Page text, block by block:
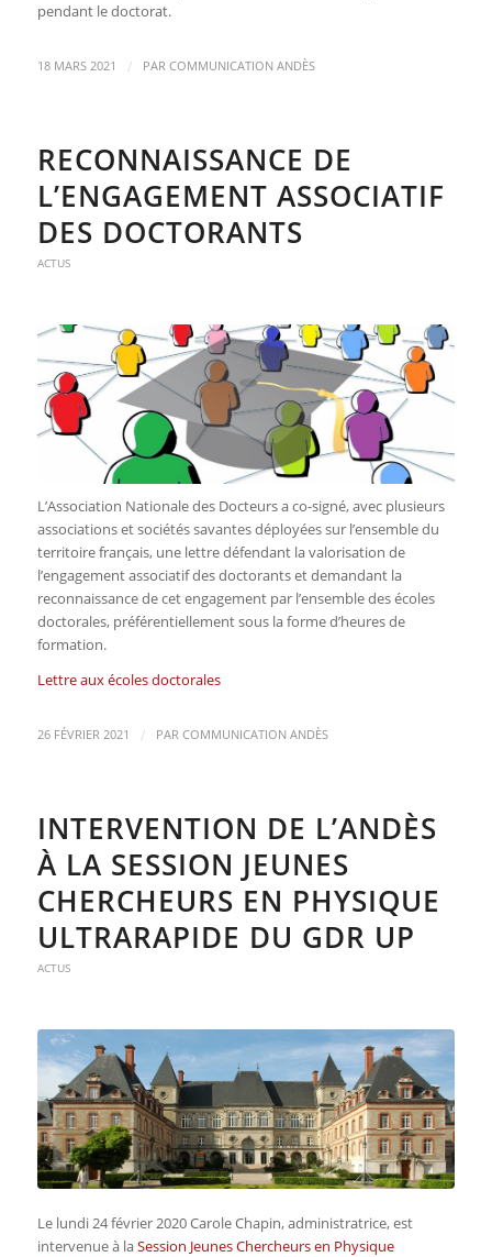
pendant le doctorat.
18 MARS 2021 / PAR COMMUNICATION ANDÈS
RECONNAISSANCE DE
L’ENGAGEMENT ASSOCIATIF
DES DOCTORANTS
ACTUS
L’Association Nationale des Docteurs a co-signé, avec plusieurs
associations et sociétés savantes déployées sur l’ensemble du
territoire français, une lettre défendant la valorisation de
l’engagement associatif des doctorants et demandant la
reconnaissance de cet engagement par l’ensemble des écoles
doctorales, préférentiellement sous la forme d’heures de
formation.
Lettre aux écoles doctorales
26 FÉVRIER 2021 / PAR COMMUNICATION ANDÈS
INTERVENTION DE L’ANDÈS
À LA SESSION JEUNES
CHERCHEURS EN PHYSIQUE
ULTRARAPIDE DU GDR UP
ACTUS
Le lundi 24 février 2020 Carole Chapin, administratrice, est
intervenue à laSession Jeunes Chercheurs en Physique